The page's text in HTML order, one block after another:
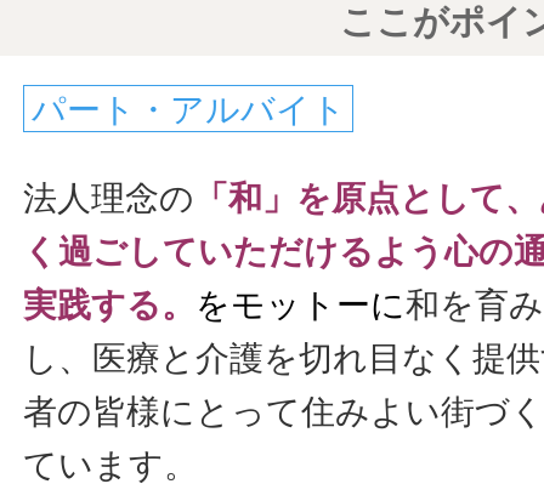
ここがポイ
パート・アルバイト
法人理念の 「和」を原点として
く過ごしていただけるよう心の
実践する。 をモットーに和を育
し、医療と介護を切れ目なく提
者の皆様にとって住みよい街づ
ています。